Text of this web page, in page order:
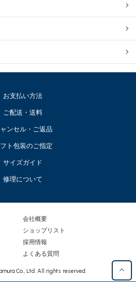
お支払い方法
ご配送・送料
ンセル・ご返品
ト包装のご指定
サイズガイド
修理について
会社概要
ショップリスト
採用情報
よくある質問
Co., Ltd. All rights reserved.